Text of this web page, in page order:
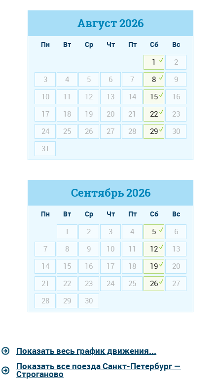
Август2026
Пн Вт Ср Чт Пт Сб
Вс
1
2
3
4 5 6 7 8
9
10
11 12 13 14 15
16
17
18 19 20 21 22
23
24
25 26 27 28 29
30
31
Сентябрь2026
Пн Вт Ср Чт Пт Сб
Вс
1
2 3 4 5
6
7
8 9 10 11 12
13
14
15 16 17 18 19
20
21
22 23 24 25 26
27
28
29 30
Показать весь график движения...
Показать все поезда Санкт-Петербург —
Строганово